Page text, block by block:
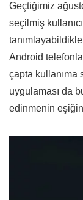
Geçtiğimiz
seçilmiş
Android
çapta kullanıma
uygulaması da
edinmenin